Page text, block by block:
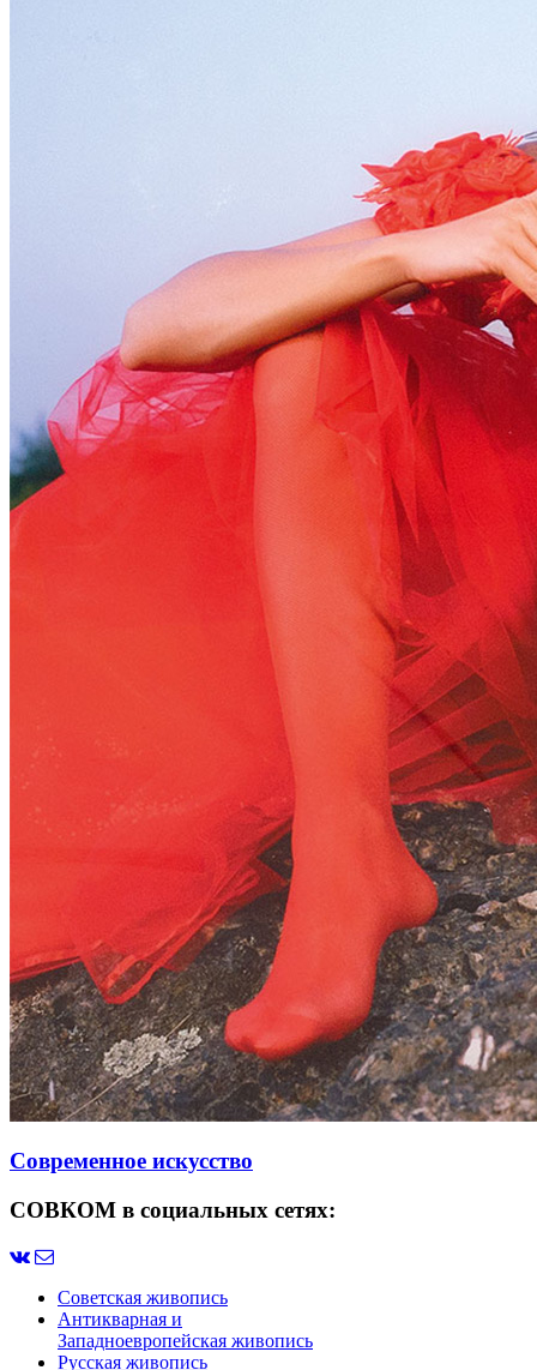
Современное искусство
СОВКОМ в социальных сетях:
Советская живопись
Антикварная и
Западноевропейская живопись
Русская живопись